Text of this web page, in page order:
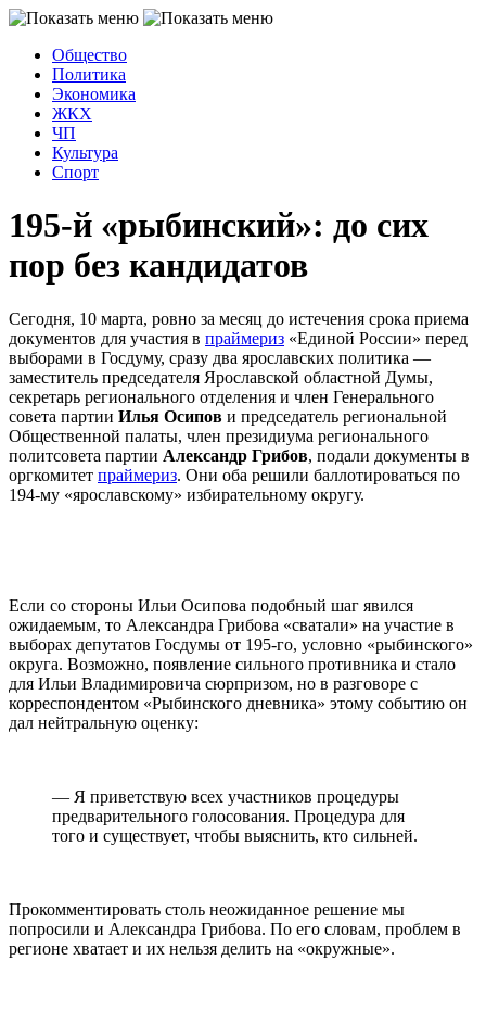
Общество
Политика
Экономика
ЖКХ
ЧП
Культура
Спорт
195-й «рыбинский»: до сих
пор без кандидатов
Сегодня, 10 марта, ровно за месяц до истечения срока приема
документов для участия в праймериз «Единой России» перед
выборами в Госдуму, сразу два ярославских политика —
заместитель председателя Ярославской областной Думы,
секретарь регионального отделения и член Генерального
совета партии Илья Осипов и председатель региональной
Общественной палаты, член президиума регионального
политсовета партии Александр Грибов, подали документы в
оргкомитет праймериз. Они оба решили баллотироваться по
194-му «ярославскому» избирательному округу.
Если со стороны Ильи Осипова подобный шаг явился
ожидаемым, то Александра Грибова «сватали» на участие в
выборах депутатов Госдумы от 195-го, условно «рыбинского»
округа. Возможно, появление сильного противника и стало
для Ильи Владимировича сюрпризом, но в разговоре с
корреспондентом «Рыбинского дневника» этому событию он
дал нейтральную оценку:
— Я приветствую всех участников процедуры
предварительного голосования. Процедура для
того и существует, чтобы выяснить, кто сильней.
Прокомментировать столь неожиданное решение мы
попросили и Александра Грибова. По его словам, проблем в
регионе хватает и их нельзя делить на «окружные».